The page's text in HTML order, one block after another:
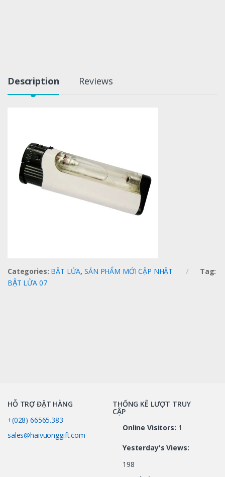
Description Reviews
Categories: BẬT LỬA,SẢN PHẨM MỚI CẬP NHẬT
Tag:
BẬT LỬA 07
HỖ TRỢ ĐẶT HÀNG
+(028) 66565.383
sales@haivuonggift.com
THỐNG KÊ LƯỢT TRUY
CẬP
Online Visitors: 1
Yesterday's Views:
198